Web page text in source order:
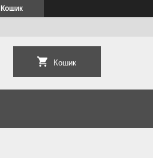
Кошик
Кошик